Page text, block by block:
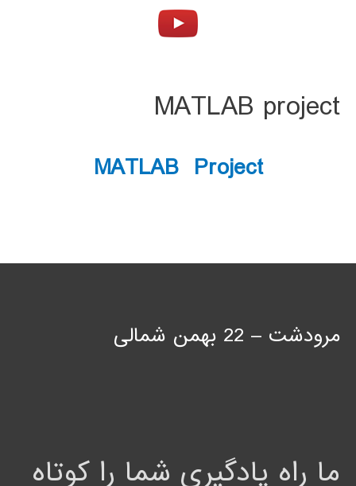
MATLAB project
MATLAB Project
مرودشت – 22 بهمن شمالی
ما راه یادگیری شما را کوتاه